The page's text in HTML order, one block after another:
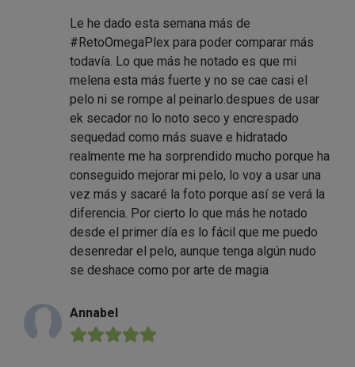
Le he dado esta semana más de
#RetoOmegaPlex para poder comparar más
todavía. Lo que más he notado es que mi
melena esta más fuerte y no se cae casi el
pelo ni se rompe al peinarlo.despues de usar
ek secador no lo noto seco y encrespado
sequedad como más suave e hidratado
realmente me ha sorprendido mucho porque ha
conseguido mejorar mi pelo, lo voy a usar una
vez más y sacaré la foto porque así se verá la
diferencia. Por cierto lo que más he notado
desde el primer día es lo fácil que me puedo
desenredar el pelo, aunque tenga algún nudo
se deshace como por arte de magia
Annabel
★★★★★